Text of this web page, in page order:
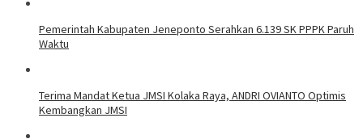
Pemerintah Kabupaten Jeneponto Serahkan 6.139 SK PPPK Paruh
Waktu
Terima Mandat Ketua JMSI Kolaka Raya, ANDRI OVIANTO Optimis
Kembangkan JMSI